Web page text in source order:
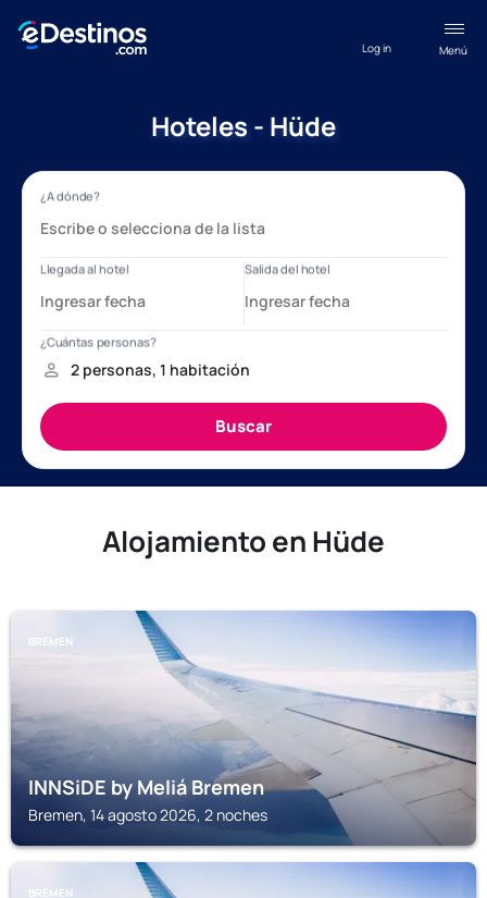
Menú
Log in
Hoteles - Hüde
Alojamiento en Hüde
BREMEN
INNSiDE by Meliá Bremen
Bremen, 14 agosto 2026, 2 noches
BREMEN